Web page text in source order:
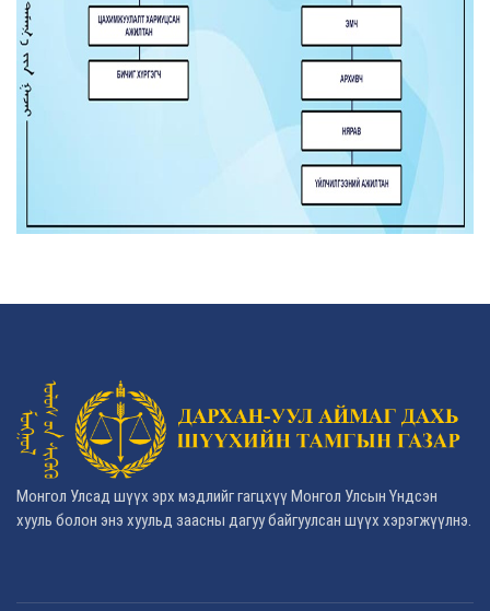
Монгол Улсад шүүх эрх мэдлийг гагцхүү Монгол Улсын Үндсэн
хууль болон энэ хуульд заасны дагуу байгуулсан шүүх хэрэгжүүлнэ.